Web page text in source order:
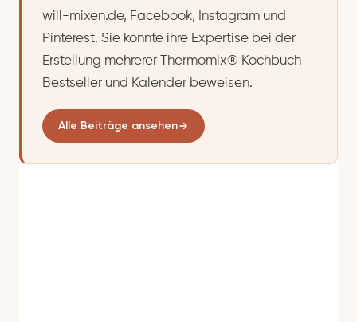
will-mixen.de, Facebook, Instagram und
Pinterest. Sie konnte ihre Expertise bei der
Erstellung mehrerer Thermomix® Kochbuch
Bestseller und Kalender beweisen.
Alle Beiträge ansehen